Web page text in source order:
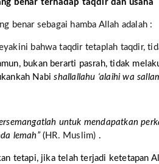
benar terhadap taqdir dan usaha
benar sebagai hamba Allah adalah :
bahwa taqdir tetaplah taqdir,
bukan berarti pasrah, tidak
Nabishallallahu ‘alaihi wa
untuk mendapatkan
lemah”(HR. Muslim) .
tetapi, jika telah terjadi ketetapan